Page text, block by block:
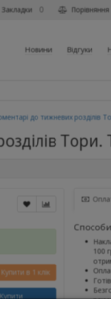
0 Порівняння
Новини Відгуки
до тижневих розділів
Тори.
Купити в 1 клік
100